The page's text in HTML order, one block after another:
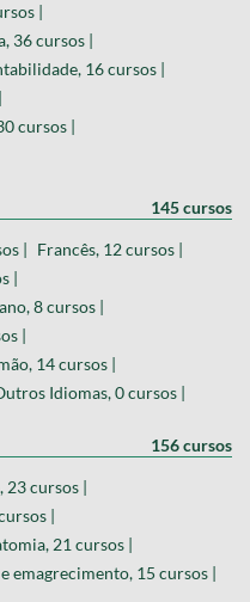
|
36 cursos |
16 cursos |
cursos |
145 cursos
|
Francês, 12 cursos |
|
8 cursos |
|
14 cursos |
Idiomas, 0 cursos |
156 cursos
cursos |
|
21 cursos |
emagrecimento, 15 cursos |